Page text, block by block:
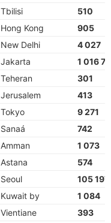
Tbilisi
510
Hong Kong
905
New Delhi
4 027
Jakarta
1 016
Teheran
301
Jerusalem
413
Tokyo
9 271
Sanaá
742
Amman
1 073
Astana
574
Seoul
105 197
Kuwait by
1 084
Vientiane
393